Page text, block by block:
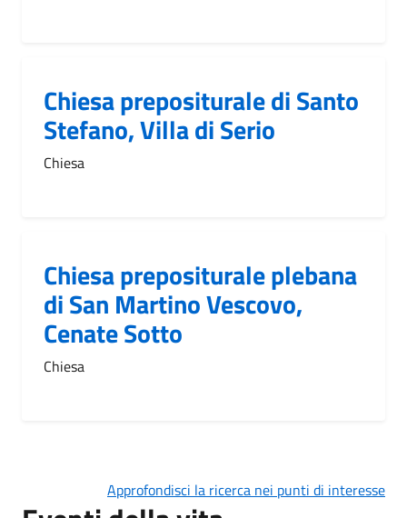
Chiesa prepositurale di Santo
Stefano, Villa di Serio
Chiesa
Chiesa prepositurale plebana
di San Martino Vescovo,
Cenate Sotto
Chiesa
Approfondisci la ricerca nei punti di interesse